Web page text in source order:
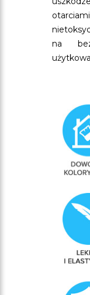
na